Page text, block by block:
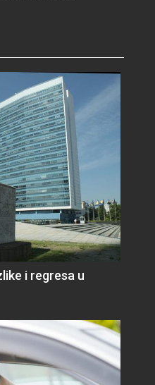
i regresa u